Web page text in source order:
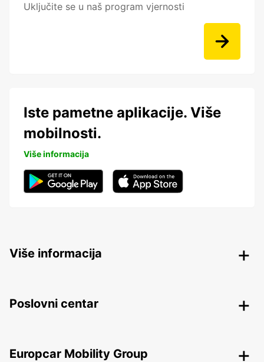
Uključite se u naš program vjernosti
Iste pametne aplikacije. Više
mobilnosti.
Više informacija
Više informacija
Poslovni centar
Europcar Mobility Group